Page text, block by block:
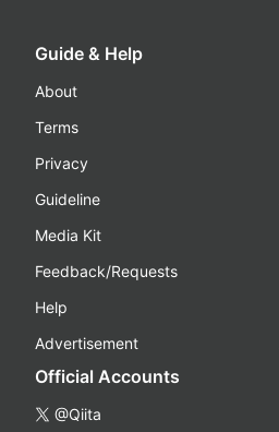
Guide & Help
About
Terms
Privacy
Guideline
Media Kit
Feedback/Requests
Help
Advertisement
Official Accounts
@Qiita